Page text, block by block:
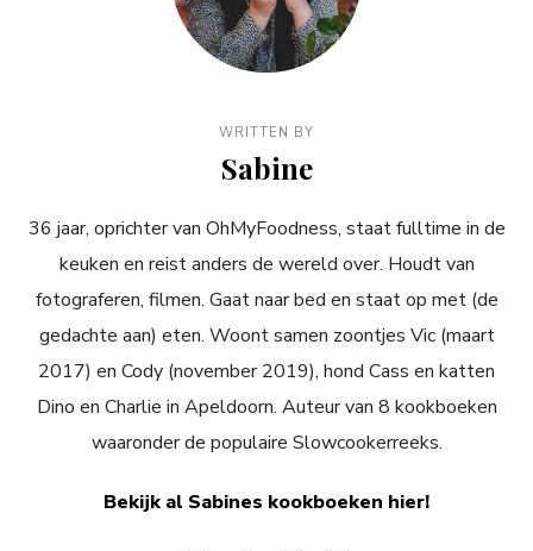
WRITTEN BY
Sabine
36 jaar, oprichter van OhMyFoodness, staat fulltime in de
keuken en reist anders de wereld over. Houdt van
fotograferen, filmen. Gaat naar bed en staat op met (de
gedachte aan) eten. Woont samen zoontjes Vic (maart
2017) en Cody (november 2019), hond Cass en katten
Dino en Charlie in Apeldoorn. Auteur van 8 kookboeken
waaronder de populaire Slowcookerreeks.
Bekijk al Sabines kookboeken hier!